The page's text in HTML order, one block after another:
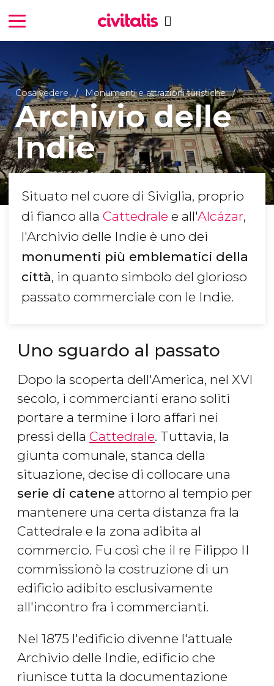
Cosa vedere Monumenti e attrazioni turistiche
Archivio delle
Indie
Situato nel cuore di Siviglia, proprio
di fianco alla Cattedrale e all'Alcázar,
l'Archivio delle Indie è uno dei
monumenti più emblematici della
città, in quanto simbolo del glorioso
passato commerciale con le Indie.
Uno sguardo al passato
Dopo la scoperta dell'America, nel XVI
secolo, i commercianti erano soliti
portare a termine i loro affari nei
pressi della Cattedrale. Tuttavia, la
giunta comunale, stanca della
situazione, decise di collocare una
serie di catene attorno al tempio per
mantenere una certa distanza fra la
Cattedrale e la zona adibita al
commercio. Fu così che il re Filippo II
commissionò la costruzione di un
edificio adibito esclusivamente
all'incontro fra i commercianti.
Nel 1875 l'edificio divenne l'attuale
Archivio delle Indie, edificio che
riunisce tutta la documentazione